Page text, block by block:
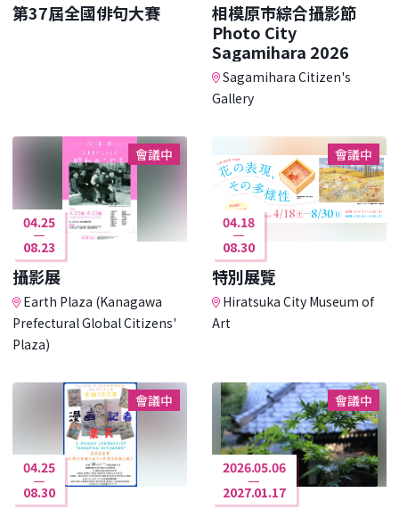
第37屆全國俳句大賽
相模原市綜合攝影節
Photo City
Sagamihara 2026
Sagamihara Citizen's
Gallery
會議中
04.25
08.23
攝影展
Earth Plaza (Kanagawa
Prefectural Global Citizens'
Plaza)
會議中
04.18
08.30
特別展覽
Hiratsuka City Museum of
Art
會議中
04.25
08.30
會議中
2026.05.06
2027.01.17